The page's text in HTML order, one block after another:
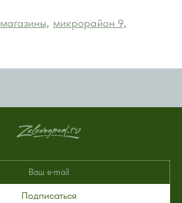
магазины, микрорайон 9,
Подписаться